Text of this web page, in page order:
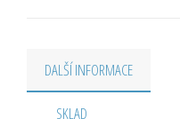
DALŠÍ INFORMACE
SKLAD